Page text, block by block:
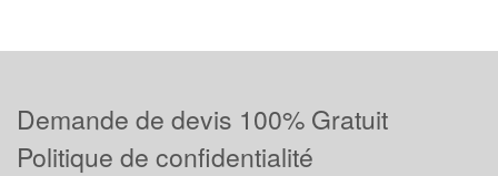
Demande de devis 100% Gratuit
Politique de confidentialité